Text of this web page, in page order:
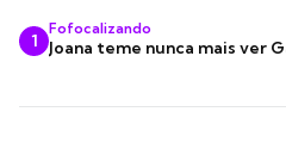
1
Fofocalizando
Joana teme nunca mais ver